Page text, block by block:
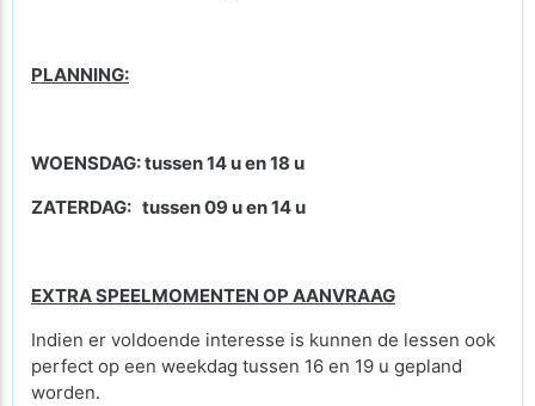
PLANNING:
WOENSDAG: tussen 14 u en 18 u
ZATERDAG: tussen 09 u en 14 u
EXTRA SPEELMOMENTEN OP AANVRAAG
Indien er voldoende interesse is kunnen de lessen ook
perfect op een weekdag tussen 16 en 19 u gepland
worden.